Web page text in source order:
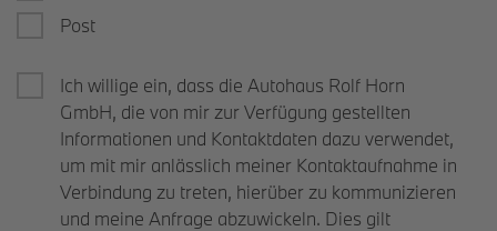
Post
Ich willige ein, dass die Autohaus Rolf Horn
GmbH, die von mir zur Verfügung gestellten
Informationen und Kontaktdaten dazu verwendet,
um mit mir anlässlich meiner Kontaktaufnahme in
Verbindung zu treten, hierüber zu kommunizieren
und meine Anfrage abzuwickeln. Dies gilt